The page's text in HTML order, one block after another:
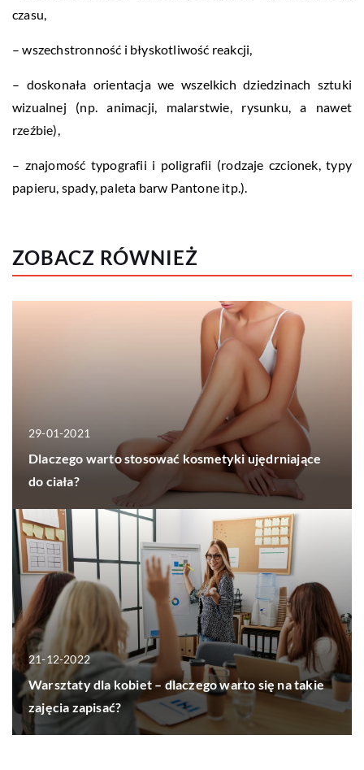
czasu,
– wszechstronność i błyskotliwość reakcji,
– doskonała orientacja we wszelkich dziedzinach sztuki
wizualnej (np. animacji, malarstwie, rysunku, a nawet
rzeźbie),
– znajomość typografii i poligrafii (rodzaje czcionek, typy
papieru, spady, paleta barw Pantone itp.).
ZOBACZ RÓWNIEŻ
29-01-2021
Dlaczego warto stosować kosmetyki ujędrniające
do ciała?
21-12-2022
Warsztaty dla kobiet – dlaczego warto się na takie
zajęcia zapisać?